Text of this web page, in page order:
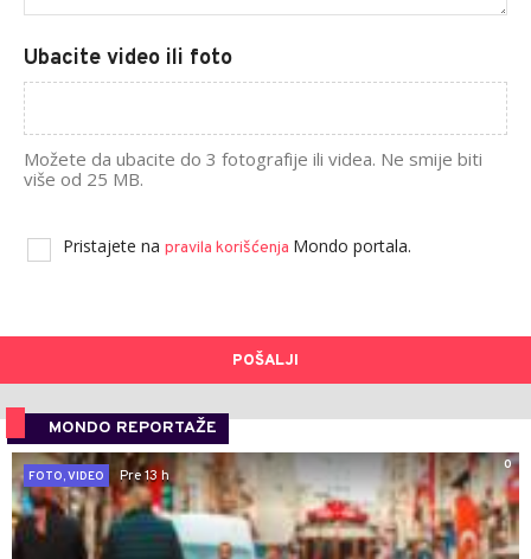
Ubacite video ili foto
Možete da ubacite do 3 fotografije ili videa. Ne smije biti
više od 25 MB.
Pristajete na pravila korišćenja Mondo portala.
POŠALJI
MONDO REPORTAŽE
0
FOTO, VIDEO
Pre 13 h